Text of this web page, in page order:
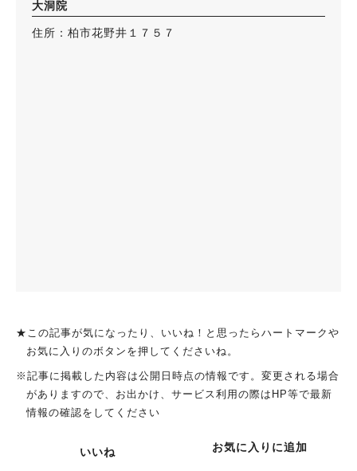
大洞院
住所：柏市花野井１７５７
★この記事が気になったり、いいね！と思ったらハートマークや
お気に入りのボタンを押してくださいね。
※記事に掲載した内容は公開日時点の情報です。変更される場合
がありますので、お出かけ、サービス利用の際はHP等で最新
情報の確認をしてください
いいね お気に入りに追加